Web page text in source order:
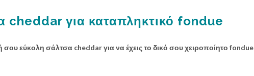
cheddar για καταπληκτικό fondue
σου εύκολη σάλτσα cheddar για να έχεις το δικό σου χειροποίητο fondue